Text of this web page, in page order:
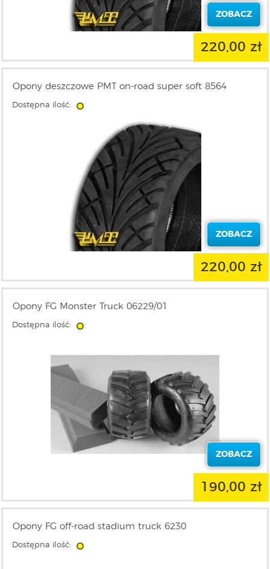
ZOBACZ
220,00 zł
Opony deszczowe PMT on-road super soft 8564
Dostępna ilość:
ZOBACZ
220,00 zł
Opony FG Monster Truck 06229/01
Dostępna ilość:
ZOBACZ
190,00 zł
Opony FG off-road stadium truck 6230
Dostępna ilość: